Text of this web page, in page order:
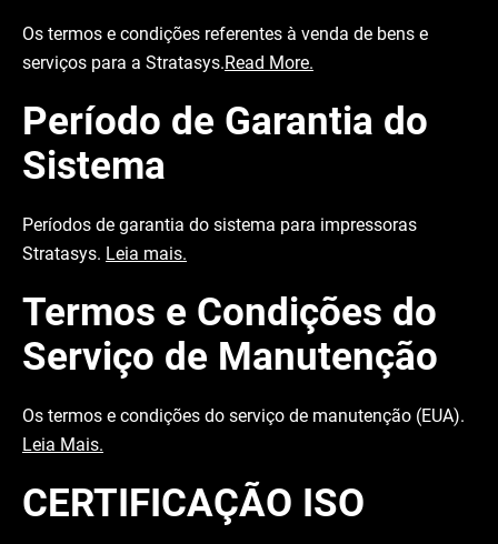
Os termos e condições referentes à venda de bens e
serviços para a Stratasys.Read More.
Período de Garantia do
Sistema
Períodos de garantia do sistema para impressoras
Stratasys. Leia mais.
Termos e Condições do
Serviço de Manutenção
Os termos e condições do serviço de manutenção (EUA).
Leia Mais.
CERTIFICAÇÃO ISO